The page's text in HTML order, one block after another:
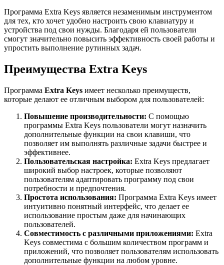
Программа Extra Keys является незаменимым инструментом
для тех, кто хочет удобно настроить свою клавиатуру и
устройства под свои нужды. Благодаря ей пользователи
смогут значительно повысить эффективность своей работы и
упростить выполнение рутинных задач.
Преимущества Extra Keys
Программа Extra Keys имеет несколько преимуществ,
которые делают ее отличным выбором для пользователей:
Повышение производительности: С помощью
программы Extra Keys пользователи могут назначить
дополнительные функции на свои клавиши, что
позволяет им выполнять различные задачи быстрее и
эффективнее.
Пользовательская настройка: Extra Keys предлагает
широкий выбор настроек, которые позволяют
пользователям адаптировать программу под свои
потребности и предпочтения.
Простота использования: Программа Extra Keys имеет
интуитивно понятный интерфейс, что делает ее
использование простым даже для начинающих
пользователей.
Совместимость с различными приложениями: Extra
Keys совместима с большим количеством программ и
приложений, что позволяет пользователям использовать
дополнительные функции на любом уровне.